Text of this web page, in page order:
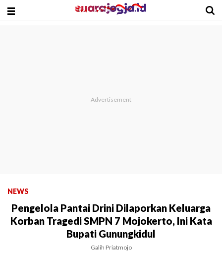
NEWS
Pengelola Pantai Drini Dilaporkan Keluarga
Korban Tragedi SMPN 7 Mojokerto, Ini Kata
Bupati Gunungkidul
Galih Priatmojo